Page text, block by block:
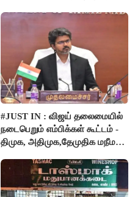
#JUST IN : விஜய் தலைமையில்
நடைபெறும் எம்பிக்கள் கூட்டம் -
திமுக, அதிமுக,தேமுதிக மநீம